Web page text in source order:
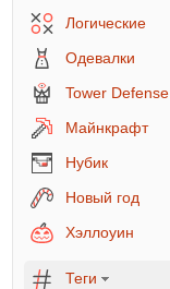
Логические
Одевалки
Tower Defense
Майнкрафт
Нубик
Новый год
Хэллоуин
Теги